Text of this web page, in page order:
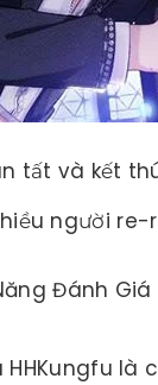
tất và kết
người
Đánh Giá
là